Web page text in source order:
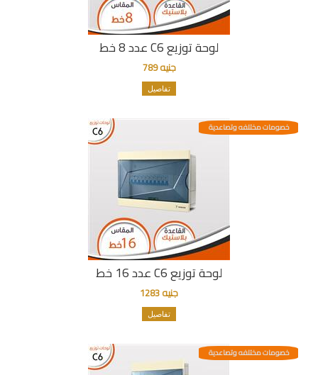
لوحة توزيع C6 عدد 8 خط
جنيه 789
تفاصيل
لوحة توزيع C6 عدد 16 خط
خصومات مختلفه وتصاعدية
جنيه 1283
تفاصيل
خصومات مختلفه وتصاعدية